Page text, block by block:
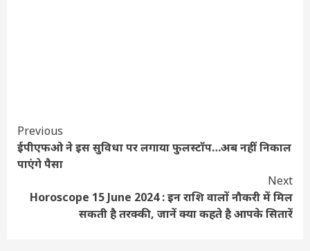
Continue
Reading
Previous
ईपीएफओ ने इस सुविधा पर लगाया फुलस्टॉप…अब नहीं निकाल
पाएंगे पैसा
Next
Horoscope 15 June 2024 : इन राशि वालों नौकरी में मिल
सकती है तरक्की, जानें क्या कहते है आपके सितारें